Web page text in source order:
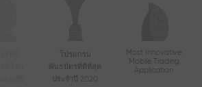
โปรแกรม
พันธมิตรที่ดีที่สุด
ประจำปี 2020
Most Innovative
Mobile Trading
Application